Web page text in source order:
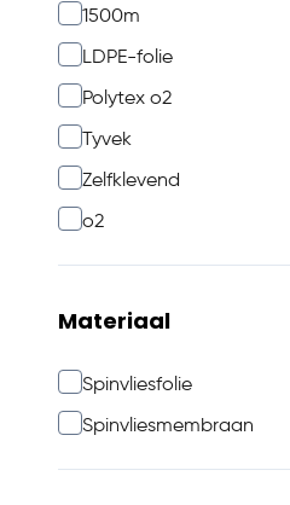
1500m
LDPE-folie
Polytex o2
Tyvek
Zelfklevend
o2
Materiaal
Spinvliesfolie
Spinvliesmembraan